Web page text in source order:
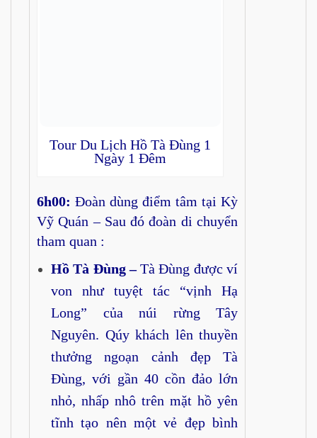
Tour Du Lịch Hồ Tà Đùng 1
Ngày 1 Đêm
6h00: Đoàn dùng điểm tâm tại Kỳ
Vỹ Quán – Sau đó đoàn di chuyển
tham quan :
Hồ Tà Đùng –Tà Đùng được ví
von như tuyệt tác “vịnh Hạ
Long” của núi rừng Tây
Nguyên. Qúy khách lên thuyền
thưởng ngoạn cảnh đẹp Tà
Đùng, với gần 40 cồn đảo lớn
nhỏ, nhấp nhô trên mặt hồ yên
tĩnh tạo nên một vẻ đẹp bình